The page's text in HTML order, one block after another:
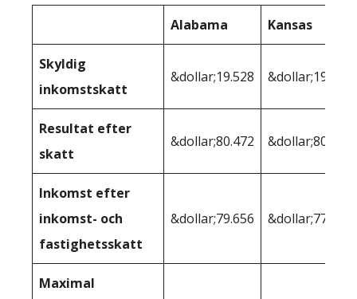
Alabama Kansas
Skyldig
inkomstskatt
&dollar;19.528 &dollar;19.683
Resultat efter
skatt
&dollar;80.472 &dollar;80.317
Inkomst efter
inkomst- och
fastighetsskatt
&dollar;79.656 &dollar;77.831
Maximal